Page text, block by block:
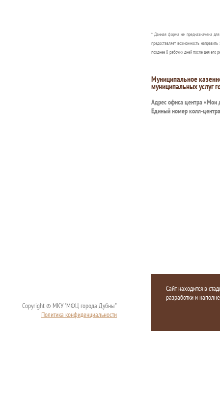
* Данная форма не предназначена
предоставляет возможность
позднее 8 рабочих дней после дня его
Муниципальное
муниципальных услуг
Адрес офиса центра «Мои
Единый номер колл-
Copyright © МКУ "МФЦ города Дубны"
Политика конфиденциальности
Сайт находится в
разработки и